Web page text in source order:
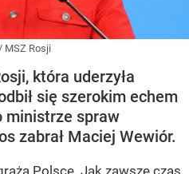
MSZ Rosji
która uderzyła
się szerokim echem
ministrze spraw
zabrał Maciej Wewiór.